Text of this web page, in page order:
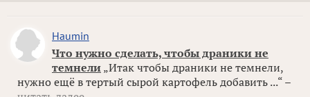
Haumin
Что нужно сделать, чтобы драники не
темнели „Итак чтобы драники не темнели,
нужно ещё в тертый сырой картофель добавить ...“ –